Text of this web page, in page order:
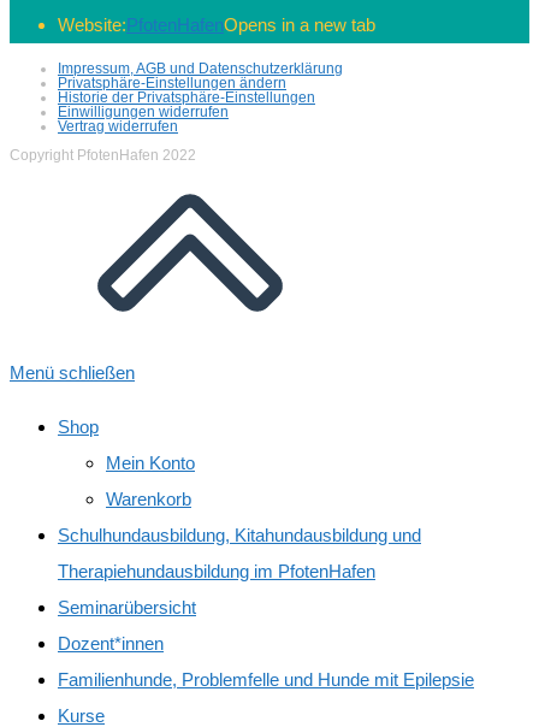
Website:PfotenHafenOpens in a new tab
Impressum, AGB und Datenschutzerklärung
Privatsphäre-Einstellungen ändern
Historie der Privatsphäre-Einstellungen
Einwilligungen widerrufen
Vertrag widerrufen
Copyright PfotenHafen 2022
Menü schließen
Shop
Mein Konto
Warenkorb
Schulhundausbildung, Kitahundausbildung und
Therapiehundausbildung im PfotenHafen
Seminarübersicht
Dozent*innen
Familienhunde, Problemfelle und Hunde mit Epilepsie
Kurse